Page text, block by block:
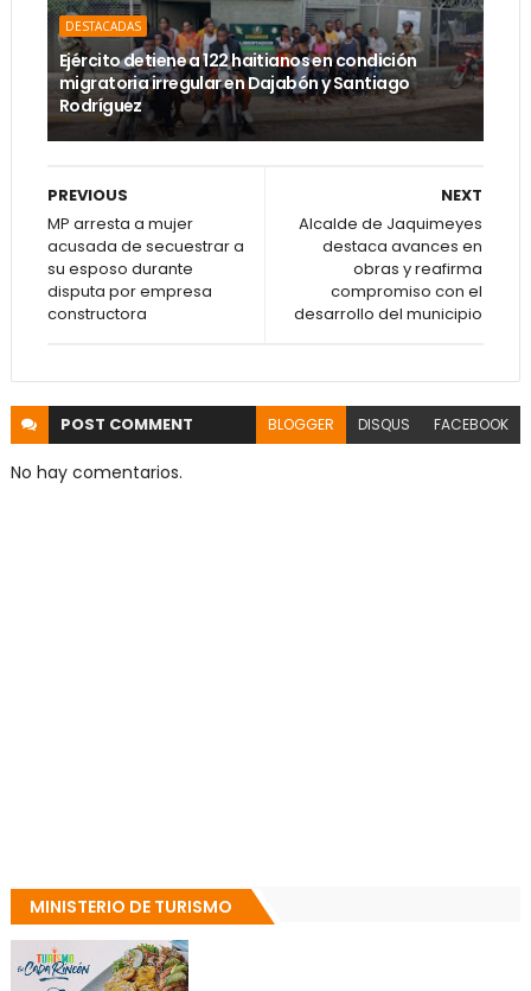
DESTACADAS
Ejército detiene a 122 haitianos en condición
migratoria irregular en Dajabón y Santiago
Rodríguez
NEXT
Alcalde de Jaquimeyes
destaca avances en
obras y reafirma
compromiso con el
desarrollo del municipio
PREVIOUS
MP arresta a mujer
acusada de secuestrar a
su esposo durante
disputa por empresa
constructora
POST COMMENT BLOGGER DISQUS FACEBOOK
No hay comentarios.
MINISTERIO DE TURISMO